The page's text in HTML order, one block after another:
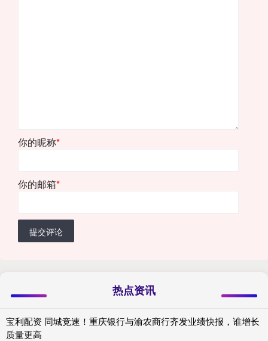
你的昵称*
你的邮箱*
提交评论
热点资讯
宝利配资 同城竞速！重庆银行与渝农商行齐发业绩快报，谁增长
质量更高